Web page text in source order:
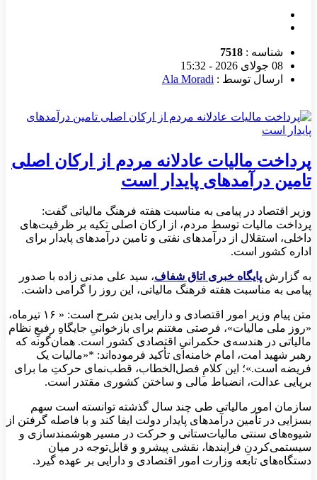
شناسه : 7518
08 جولای 2026 - 15:32
ارسال توسط : Ala Moradi
پرداخت مالیات عادلانه مردم از ارکان اصلی
تامین درآمدهای پایدار است
وزیر اقتصاد در پیامی به مناسبت هفته فرهنگ مالیاتی گفت:
پرداخت مالیات توسط مردم، از ارکان اصلی تکیه بر ظرفیت‌های
داخلی، استقلال از درآمدهای نفتی و تامین درآمدهای پایدار برای
اداره کشور است.
به گزارش پایگاه خبری اتاق شفاف، سید علی مدنی زاده با صدور
پیامی به مناسبت هفته فرهنگ مالیاتی، این روز را گرامی داشت.
متن پیام وزیر امور اقتصادی و دارایی بدین شرح است: « ۱۶ تیرماه،
«روز ملی مالیات»، فرصتی مغتنم برای بازخوانیِ جایگاهِ رفیعِ نظام
مالیاتی در هندسه‌ی حکمرانیِ اقتصادی کشور است. همان‌گونه که
رهبر شهید امت، امام خامنه‌ای تأکید فرموده‌اند: *«مالیات یک
فریضه است.»؛ این کلامِ فصل‌الخطاب، قطب‌نمای حرکتِ ما برای
برپایی عدالت، انضباط مالی و ساختن کشوری مقتدر است.
سازمان امور مالیاتی طی چند سال گذشته توانسته است سهم
بسزایی در تأمین درآمدهای پایدار دولت ایفا کند و با فاصله گرفتن از
شیوه‌های سنتی مالیات‌ستانی و حرکت در مسیر هوشمندسازی و
سیستمی‌کردنِ فرایندها، نقشی پیشرو و قابل‌توجه در میان
دستگاه‌های تابعه وزارت امور اقتصادی و دارایی بر عهده گیرد.